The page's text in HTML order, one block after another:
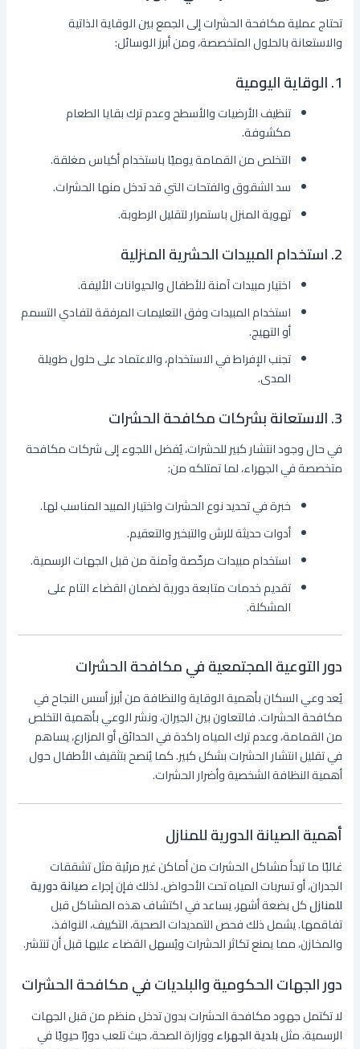
تحتاج عملية مكافحة الحشرات إلى الجمع بين الوقاية الذاتية
والاستعانة بالحلول المتخصصة، ومن أبرز الوسائل:
1. الوقاية اليومية
تنظيف الأرضيات والأسطح وعدم ترك بقايا الطعام
مكشوفة.
التخلص من القمامة يوميًا باستخدام أكياس مغلقة.
سد الشقوق والفتحات التي قد تدخل منها الحشرات.
تهوية المنزل باستمرار لتقليل الرطوبة.
2. استخدام المبيدات الحشرية المنزلية
اختيار مبيدات آمنة للأطفال والحيوانات الأليفة.
استخدام المبيدات وفق التعليمات المرفقة لتفادي التسمم
أو التهيج.
تجنب الإفراط في الاستخدام، والاعتماد على حلول طويلة
المدى.
3. الاستعانة بشركات مكافحة الحشرات
في حال وجود انتشار كبير للحشرات، يُفضل اللجوء إلى شركات مكافحة
متخصصة في الجهراء، لما تمتلكه من:
خبرة في تحديد نوع الحشرات واختيار المبيد المناسب لها.
أدوات حديثة للرش والتبخير والتعقيم.
استخدام مبيدات مرخّصة وآمنة من قبل الجهات الرسمية.
تقديم خدمات متابعة دورية لضمان القضاء التام على
المشكلة.
دور التوعية المجتمعية في مكافحة الحشرات
يُعد وعي السكان بأهمية الوقاية والنظافة من أبرز أسس النجاح في
مكافحة الحشرات. فالتعاون بين الجيران، ونشر الوعي بأهمية التخلص
من القمامة، وعدم ترك المياه راكدة في الحدائق أو المزارع، يساهم
في تقليل انتشار الحشرات بشكل كبير. كما يُنصح بتثقيف الأطفال حول
أهمية النظافة الشخصية وأضرار الحشرات.
أهمية الصيانة الدورية للمنازل
غالبًا ما تبدأ مشاكل الحشرات من أماكن غير مرئية مثل تشققات
الجدران، أو تسربات المياه تحت الأحواض. لذلك فإن إجراءصيانة دورية
للمنازلكل بضعة أشهر، يساعد في اكتشاف هذه المشاكل قبل
تفاقمها. يشمل ذلك فحص التمديدات الصحية، التكييف، النوافذ،
والمخازن، مما يمنع تكاثر الحشرات ويُسهل القضاء عليها قبل أن تنتشر.
دور الجهات الحكومية والبلديات في مكافحة الحشرات
لا تكتمل جهود مكافحة الحشرات بدون تدخل منظم من قبل الجهات
الرسمية، مثلبلدية الجهراءووزارة الصحة، حيث تلعب دورًا حيويًا في